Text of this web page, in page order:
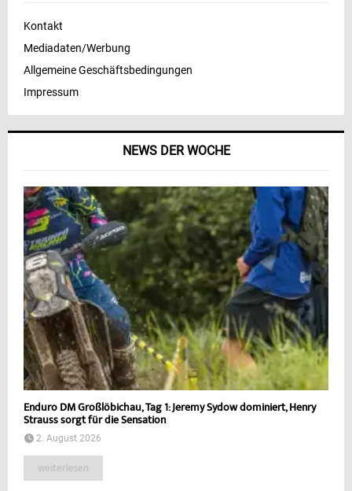
NEWS DER WOCHE
Enduro DM Großlöbichau, Tag 1: Jeremy Sydow dominiert, Henry
Strauss sorgt für die Sensation
2. August 2026
weiterlesen
Kontakt
Mediadaten/Werbung
Allgemeine Geschäftsbedingungen
Impressum